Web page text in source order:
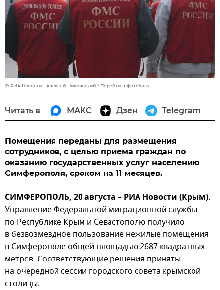
© РИА Новости . Алексей Никольский Перейти в фотобанк
Читать в МАКС Дзен Telegram
Помещения переданы для размещения
сотрудников, с целью приема граждан по
оказанию государственных услуг населению
Симферополя, сроком на 11 месяцев.
СИМФЕРОПОЛЬ, 20 августа – РИА Новости (Крым).
Управление Федеральной миграционной службы
по Республике Крым и Севастополю получило
в безвозмездное пользование нежилые помещения
в Симферополе общей площадью 2687 квадратных
метров. Соответствующие решения приняты
на очередной сессии городского совета крымской
столицы.